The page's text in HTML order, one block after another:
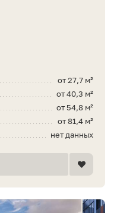
от 27,7 м²
от 40,3 м²
от 54,8 м²
от 81,4 м²
нет данных